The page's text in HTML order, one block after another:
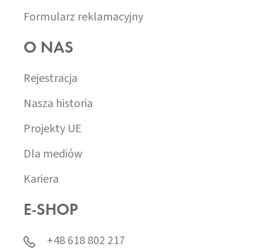
Formularz reklamacyjny
O NAS
Rejestracja
Nasza historia
Projekty UE
Dla mediów
Kariera
E-SHOP
+48 618 802 217